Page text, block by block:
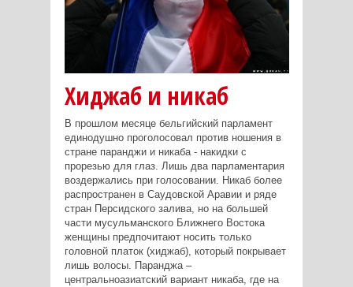
Хиджаб и никаб
В прошлом месяце бельгийский парламент
единодушно проголосовал против ношения в
стране паранджи и никаба - накидки с
прорезью для глаз. Лишь два парламентария
воздержались при голосовании. Никаб более
распространен в Саудовской Аравии и ряде
стран Персидского залива, но на большей
части мусульманского Ближнего Востока
женщины предпочитают носить только
головной платок (хиджаб), который покрывает
лишь волосы. Паранджа –
центральноазиатский вариант никаба, где на